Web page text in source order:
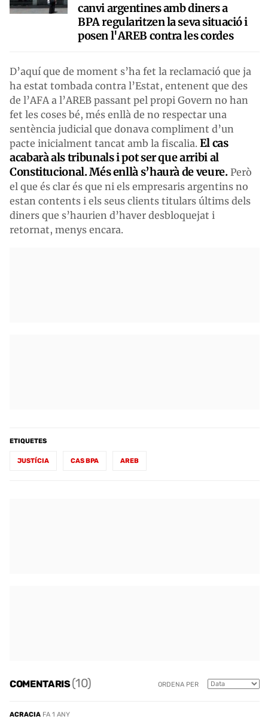
canvi argentines amb diners a
BPA regularitzen la seva situació i
posen l'AREB contra les cordes
D’aquí que de moment s’ha fet la reclamació que ja
ha estat tombada contra l’Estat, entenent que des
de l’AFA a l’AREB passant pel propi Govern no han
fet les coses bé, més enllà de no respectar una
sentència judicial que donava compliment d’un
pacte inicialment tancat amb la fiscalia. El cas
acabarà als tribunals i pot ser que arribi al
Constitucional. Més enllà s’haurà de veure.Però
el que és clar és que ni els empresaris argentins no
estan contents i els seus clients titulars últims dels
diners que s’haurien d’haver desbloquejat i
retornat, menys encara.
ETIQUETES
JUSTÍCIA CAS BPA AREB
COMENTARIS(10) ORDENA PER
ACRACIA FA 1 ANY